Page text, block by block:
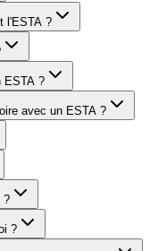
l'ESTA ?
ESTA ?
avec un ESTA ?
?
?